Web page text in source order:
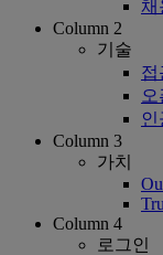
채
Column 2
기술
접
Column 3
가치
Column 4
로그인